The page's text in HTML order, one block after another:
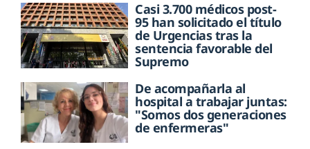
Casi 3.700 médicos post-
95 han solicitado el título
de Urgencias tras la
sentencia favorable del
Supremo
De acompañarla al
hospital a trabajar juntas:
"Somos dos generaciones
de enfermeras"